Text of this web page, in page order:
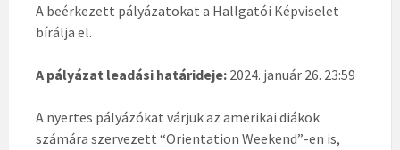
A beérkezett pályázatokat a Hallgatói Képviselet
bírálja el.
A pályázat leadási határideje: 2024. január 26. 23:59
A nyertes pályázókat várjuk az amerikai diákok
számára szervezett “Orientation Weekend”-en is,